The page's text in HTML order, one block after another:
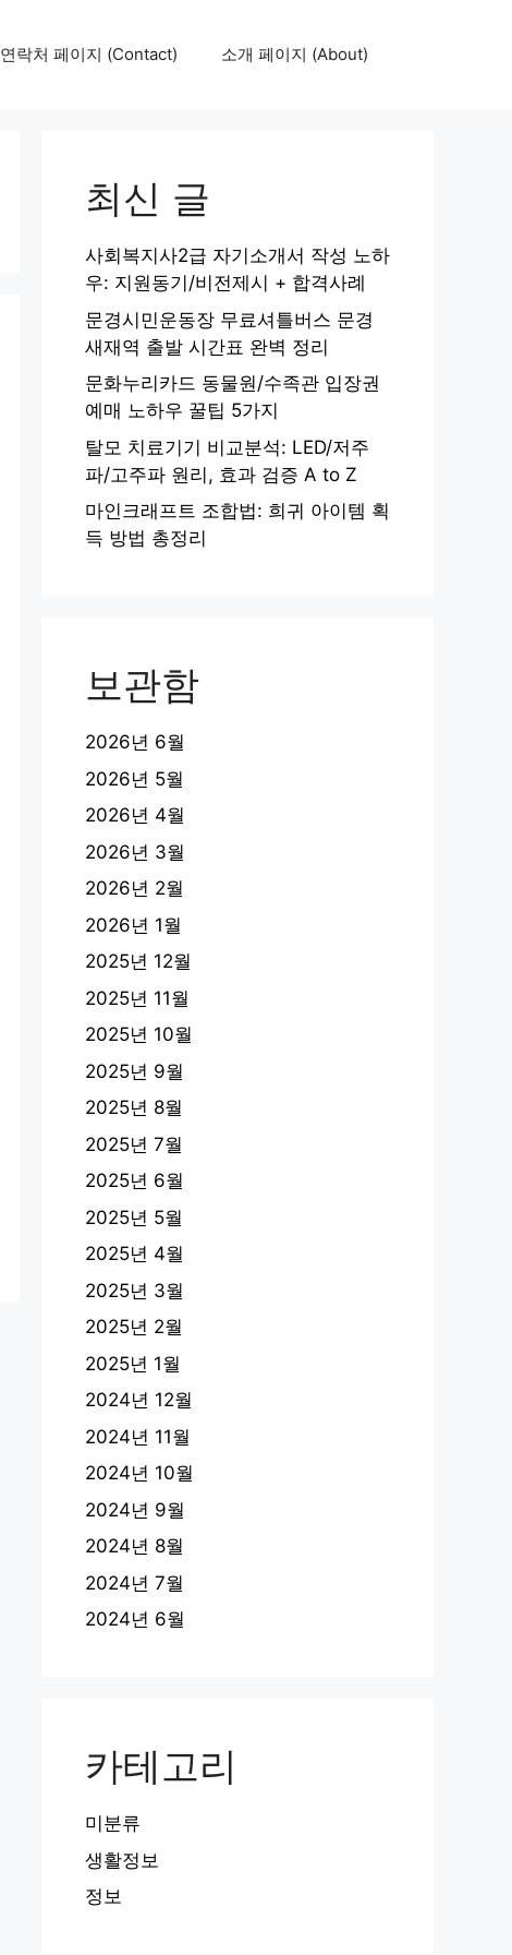
연락처 페이지 (Contact) 소개 페이지 (About)
최신 글
사회복지사2급 자기소개서 작성 노하
우: 지원동기/비전제시 + 합격사례
문경시민운동장 무료셔틀버스 문경
새재역 출발 시간표 완벽 정리
문화누리카드 동물원/수족관 입장권
예매 노하우 꿀팁 5가지
탈모 치료기기 비교분석: LED/저주
파/고주파 원리, 효과 검증 A to Z
마인크래프트 조합법: 희귀 아이템 획
득 방법 총정리
보관함
2026년 6월
2026년 5월
2026년 4월
2026년 3월
2026년 2월
2026년 1월
2025년 12월
2025년 11월
2025년 10월
2025년 9월
2025년 8월
2025년 7월
2025년 6월
2025년 5월
2025년 4월
2025년 3월
2025년 2월
2025년 1월
2024년 12월
2024년 11월
2024년 10월
2024년 9월
2024년 8월
2024년 7월
2024년 6월
카테고리
미분류
생활정보
정보